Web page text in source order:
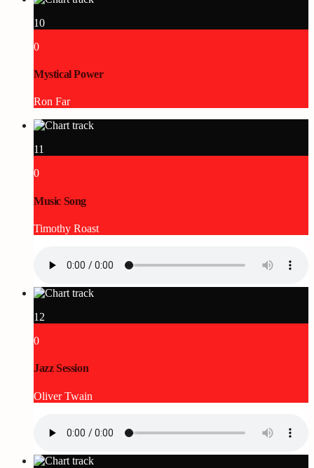
10
0
Mystical Power
Ron Far
11
0
Music Song
Timothy Roast
12
0
Jazz Session
Oliver Twain